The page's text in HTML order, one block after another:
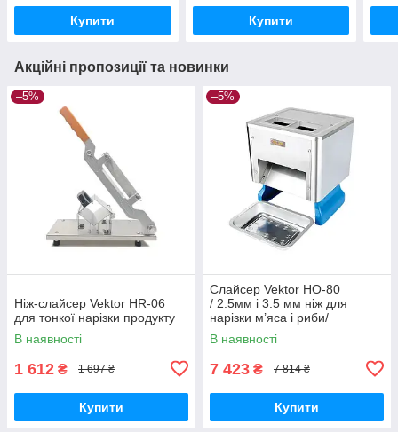
Купити Купити
Акційні пропозиції та новинки
–5%
Ніж-слайсер Vektor HR-06
для тонкої нарізки продукту
В наявності
1 612 ₴ 1 697 ₴
Купити
–5%
Слайсер Vektor HO-80
/ 2.5мм і 3.5 мм ніж для
нарізки м’яса і риби/
шпигорізка
В наявності
7 423 ₴ 7 814 ₴
Купити